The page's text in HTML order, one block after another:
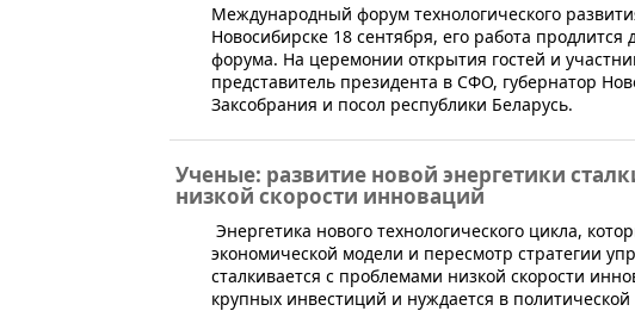
​Международный форум технологического
Новосибирске 18 сентября, его работа
форума. На церемонии открытия гостей и
представитель президента в СФО, губернатор
Заксобрания и посол республики Беларусь.
Ученые: развитие новой энергетики
низкой скорости инноваций
Энергетика нового технологического цикла,
экономической модели и пересмотр стратегии
сталкивается с проблемами низкой скорости
крупных инвестиций и нуждается в